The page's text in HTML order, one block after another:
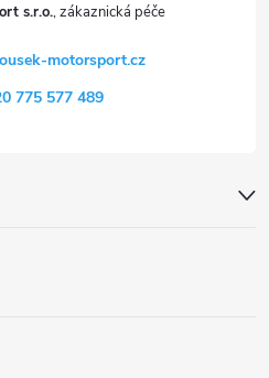
s.r.o.
motorsport.cz
775 577 489